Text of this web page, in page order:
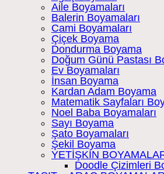
Aile Boyamaları
Balerin Boyamaları
Cami Boyamaları
Çiçek Boyama
Dondurma Boyama
Doğum Günü Pastası
Ev Boyamaları
İnsan Boyama
Kardan Adam Boyama
Matematik Sayfaları
Noel Baba Boyamaları
Sayı Boyama
Şato Boyamaları
Şekil Boyama
YETİŞKİN
Doodle Çizimleri